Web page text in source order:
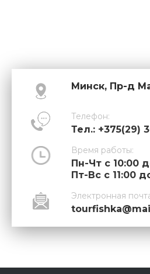
Минск, Пр-д
Телефон:
Тел.: +375(29)
Время работы:
Пн-Чт с 10:00
Пт-Вс с 11:00
Электронная